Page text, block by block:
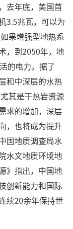
去年底，美国首
3.5兆瓦，可以为
果增强型地热系
，到2050年，地
的电力。据了
和中深层的水热
其是干热岩资源
求的增加，深层
，也将成为提升
国地质调查局水
水文地质环境地
》指出，中国地
创新能力和国际
续20余年保持世